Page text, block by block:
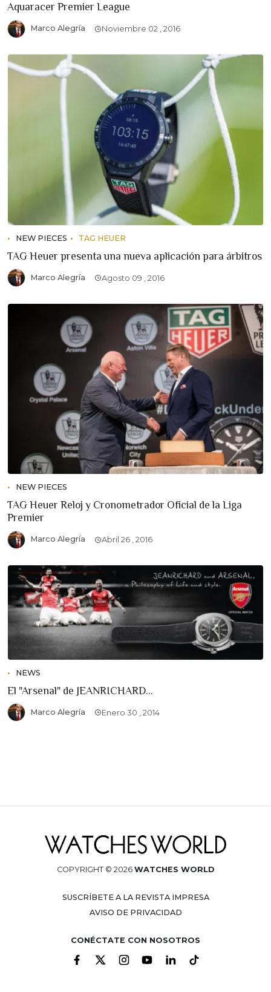
Aquaracer Premier League
Marco Alegría Noviembre 02 , 2016
NEW PIECES TAG HEUER
TAG Heuer presenta una nueva aplicación para árbitros
Marco Alegría Agosto 09 , 2016
NEW PIECES
TAG Heuer Reloj y Cronometrador Oficial de la Liga
Premier
Marco Alegría Abril 26 , 2016
NEWS
El "Arsenal" de JEANRICHARD...
Marco Alegría Enero 30 , 2014
COPYRIGHT © 2026 WATCHES WORLD
SUSCRÍBETE A LA REVISTA IMPRESA
AVISO DE PRIVACIDAD
CONÉCTATE CON NOSOTROS